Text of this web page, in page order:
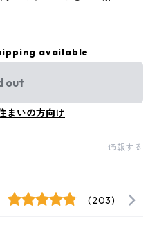
available
out
まいの方向け
通報する
(203)